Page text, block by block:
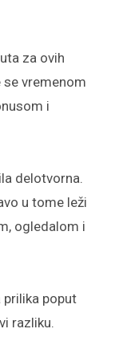
za ovih
se vremenom
i
delotvorna.
u tome leži
ogledalom i
prilika poput
razliku.